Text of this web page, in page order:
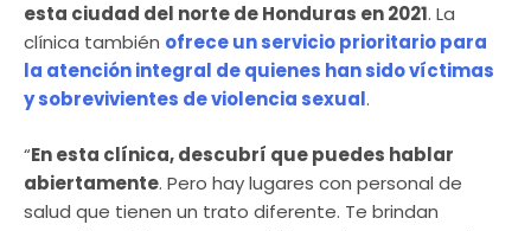
esta ciudad del norte de Honduras en 2021. La
clínica también ofrece un servicio prioritario para
la atención integral de quienes han sido víctimas
y sobrevivientes de violencia sexual.
“En esta clínica, descubrí que puedes hablar
abiertamente. Pero hay lugares con personal de
salud que tienen un trato diferente. Te brindan